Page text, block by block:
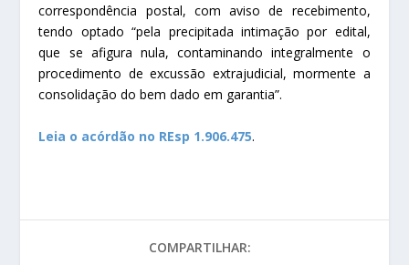
correspondência postal, com aviso de recebimento,
tendo optado “pela precipitada intimação por edital,
que se afigura nula, contaminando integralmente o
procedimento de excussão extrajudicial, mormente a
consolidação do bem dado em garantia”.
Leia o acórdão no REsp 1.906.475.​
COMPARTILHAR: